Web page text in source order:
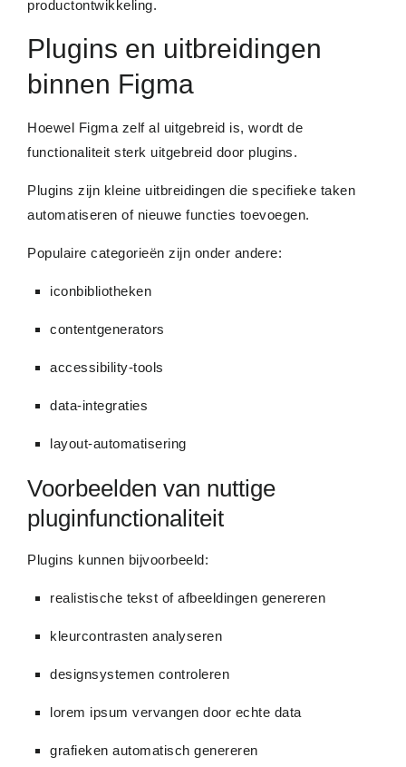
productontwikkeling.
Plugins en uitbreidingen
binnen Figma
Hoewel Figma zelf al uitgebreid is, wordt de
functionaliteit sterk uitgebreid door plugins.
Plugins zijn kleine uitbreidingen die specifieke taken
automatiseren of nieuwe functies toevoegen.
Populaire categorieën zijn onder andere:
iconbibliotheken
contentgenerators
accessibility-tools
data-integraties
layout-automatisering
Voorbeelden van nuttige
pluginfunctionaliteit
Plugins kunnen bijvoorbeeld:
realistische tekst of afbeeldingen genereren
kleurcontrasten analyseren
designsystemen controleren
lorem ipsum vervangen door echte data
grafieken automatisch genereren